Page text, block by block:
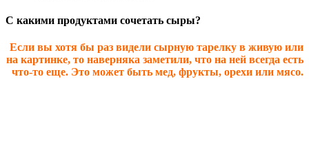
С какими продуктами сочетать сыры?
Если вы хотя бы раз видели сырную тарелку в живую или
на картинке, то наверняка заметили, что на ней всегда есть
что-то еще. Это может быть мед, фрукты, орехи или мясо.